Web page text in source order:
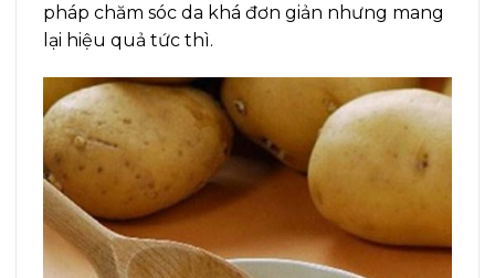
pháp chăm sóc da khá đơn giản nhưng mang
lại hiệu quả tức thì.